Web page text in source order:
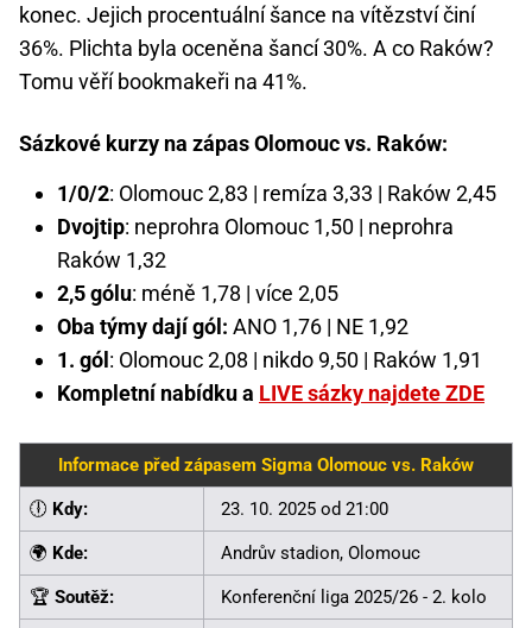
konec. Jejich procentuální šance na vítězství činí
36%. Plichta byla oceněna šancí 30%. A co Raków?
Tomu věří bookmakeři na 41%.
Sázkové kurzy na zápas Olomouc vs. Raków:
1/0/2: Olomouc 2,83 | remíza 3,33 | Raków 2,45
Dvojtip: neprohra Olomouc 1,50 | neprohra
Raków 1,32
2,5 gólu: méně 1,78 | více 2,05
Oba týmy dají gól: ANO 1,76 | NE 1,92
1. gól: Olomouc 2,08 | nikdo 9,50 | Raków 1,91
Kompletní nabídku a LIVE sázky najdete ZDE
Informace před zápasem Sigma Olomouc vs. Raków
🕕 Kdy: 23. 10. 2025 od 21:00
🌍 Kde: Andrův stadion, Olomouc
🏆 Soutěž: Konferenční liga 2025/26 - 2. kolo